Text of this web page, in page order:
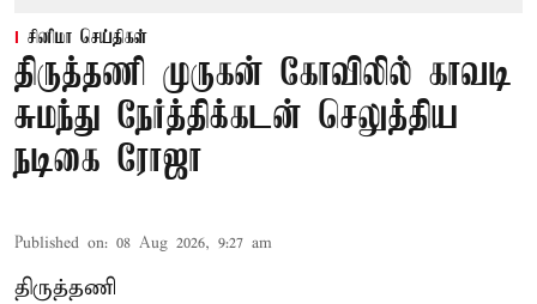
சினிமா செய்திகள்
திருத்தணி முருகன் கோவிலில் காவடி
சுமந்து நேர்த்திக்கடன் செலுத்திய
நடிகை ரோஜா
Published on: 08 Aug 2026, 9:27 am
திருத்தணி